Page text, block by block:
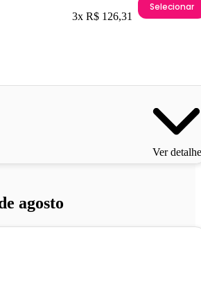
3x R$ 126,31
Selecionar
Ver
agosto